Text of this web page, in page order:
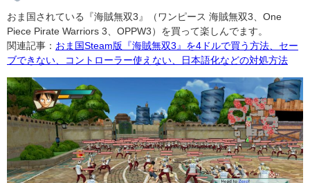
おま国されている『海賊無双3』（ワンピース 海賊無双3、One
Piece Pirate Warriors 3、OPPW3）を買って楽しんでます。
関連記事： おま国Steam版『海賊無双3』を4ドルで買う方法、セー
ブできない、コントローラー使えない、日本語化などの対処方法